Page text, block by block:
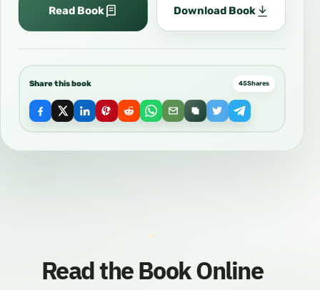
Read Book Download Book
Share this book 45Shares
Read the Book Online